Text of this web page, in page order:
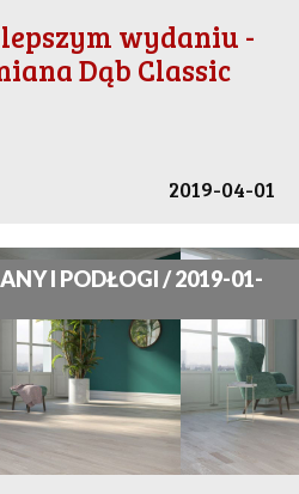
wydaniu -
Dąb Classic
2019-04-01
I PODŁOGI / 2019-01-